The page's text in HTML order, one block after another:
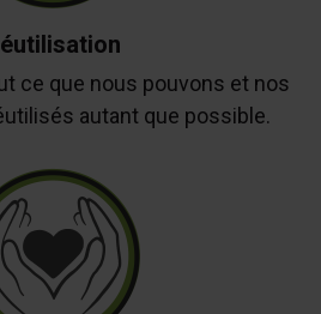
ce que nous pouvons et nos
autant que possible.